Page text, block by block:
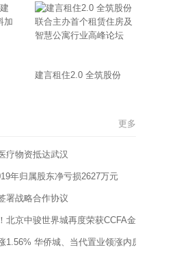
建言租住2.0 全筑股份
更多
疗物资抵达武汉
年归属股东净亏损2627万元
署战略合作协议
北京中骏世界城再度荣获CCFA金百合奖！
1.56% 华侨城、当代置业领涨内房股